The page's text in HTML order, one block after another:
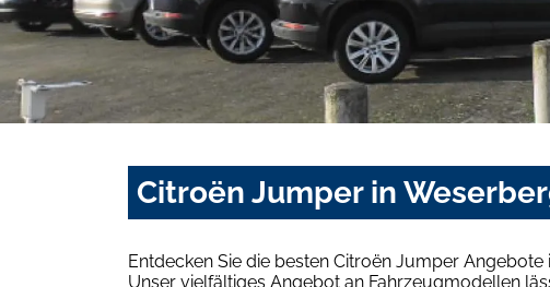
Citroën Jumper in
Entdecken Sie die besten Citroën Jumper
Unser vielfältiges Angebot an Fahrzeugmodellen